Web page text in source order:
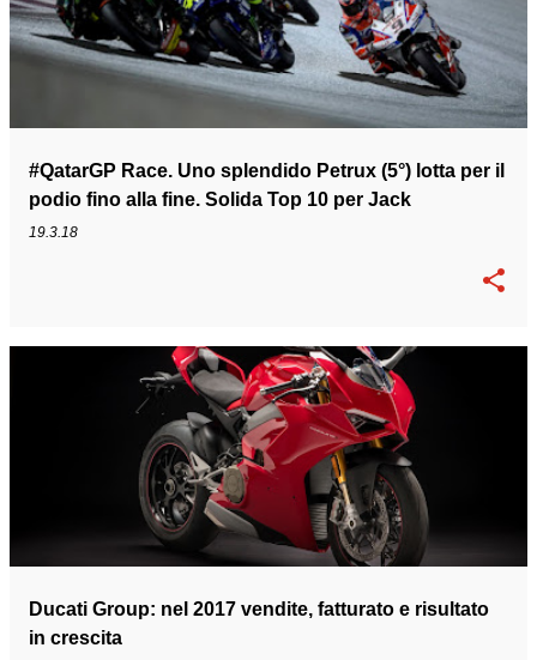
#QatarGP Race. Uno splendido Petrux (5°) lotta per il
podio fino alla fine. Solida Top 10 per Jack
19.3.18
Ducati Group: nel 2017 vendite, fatturato e risultato
in crescita